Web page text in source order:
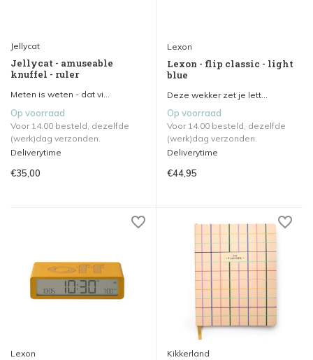
Jellycat
Jellycat - amuseable
knuffel - ruler
Meten is weten - dat vi...
Op voorraad
Voor 14.00 besteld, dezelfde
(werk)dag verzonden.
Deliverytime
€35,00
Lexon
Lexon - flip classic - light
blue
Deze wekker zet je lett...
Op voorraad
Voor 14.00 besteld, dezelfde
(werk)dag verzonden.
Deliverytime
€44,95
Lexon Kikkerland